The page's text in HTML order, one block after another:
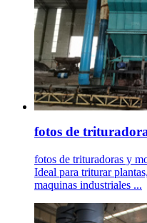
fotos de
fotos de trituradoras y
Ideal para triturar
maquinas industriales ...